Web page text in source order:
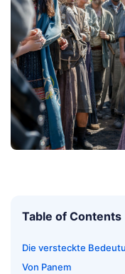
Table of Contents
Die versteckte
Von Panem